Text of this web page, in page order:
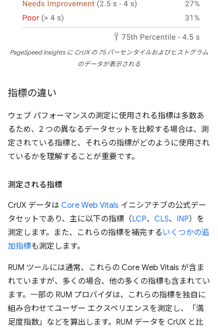
PageSpeed Insights に CrUX の 75 パーセンタイルおよびヒストグラム
のデータが表示される
指標の違い
ウェブ パフォーマンスの測定に使用される指標は多数あ
るため、2 つの異なるデータセットを比較する場合は、測
定されている指標と、それらの指標がどのように使用され
ているかを理解することが重要です。
測定される指標
CrUX データは Core Web Vitals イニシアチブの公式デー
タセットであり、主に以下の指標（LCP、 CLS、 INP）を
測定します。また、これらの指標を補完する いくつかの追
加指標も測定します。
RUM ツールには通常、これらの Core Web Vitals が含ま
れていますが、多くの場合、他の多くの指標も含まれてい
ます。一部の RUM プロバイダは、これらの指標を独自に
組み合わせてユーザー エクスペリエンスを測定し、「満
足度指数」などを算出します。RUM データを CrUX と比